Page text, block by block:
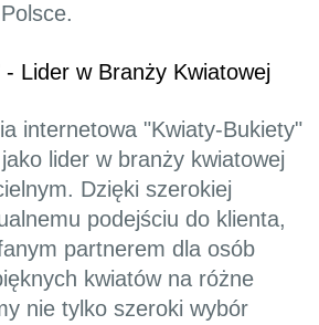
Lider w Branży Kwiatowej
internetowa "Kwiaty-Bukiety"
lider w branży kwiatowej
Dzięki szerokiej
podejściu do klienta,
partnerem dla osób
kwiatów na różne
nie tylko szeroki wybór